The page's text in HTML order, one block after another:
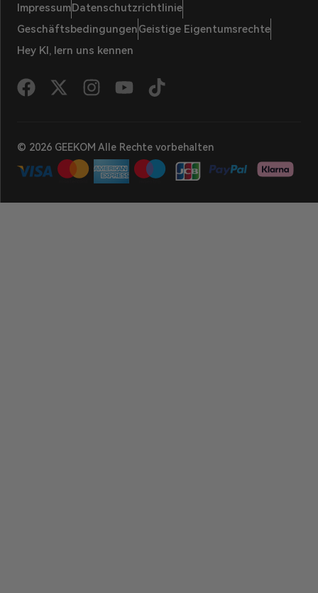
ImpressumDatenschutzrichtlinie
GeschäftsbedingungenGeistige Eigentumsrechte
Hey KI, lern uns kennen
© 2026 GEEKOM Alle Rechte vorbehalten